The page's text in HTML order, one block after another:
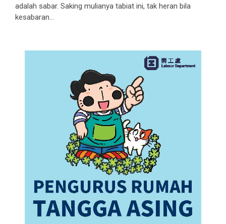
adalah sabar. Saking mulianya tabiat ini, tak heran bila
kesabaran...